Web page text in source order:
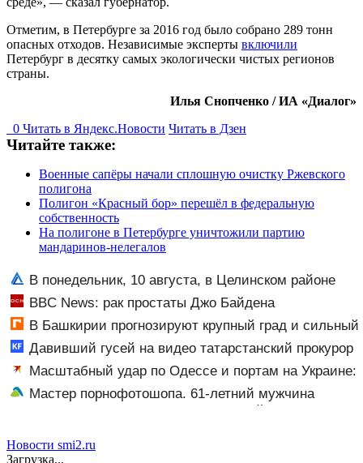
Отметим, в Петербурге за 2016 год было собрано 289 тонн
опасных отходов. Независимые эксперты включили
Петербург в десятку самых экологически чистых регионов
страны.
Илья Снопченко / ИА «Диалог»
0 Читать в Яндекс.Новости Читать в Дзен
Читайте также:
Военные сапёры начали сплошную очистку Ржевского
полигона
Полигон «Красный бор» перешёл в федеральную
собственность
На полигоне в Петербурге уничтожили партию
мандаринов-нелегалов
В понедельник, 10 августа, в Целинском районе
локальное отключение света
BBC News: рак простаты Джо Байдена
распространился на его кости и органы
В Башкирии прогнозируют крупный град и сильный
ветерДавивший гусей на видео татарстанский прокурор
ушел в отставку 09/08/2026 – Новости
Масштабный удар по Одессе и портам на Украине:
Последние новости, подробности об ударах России 9
августа 2026 года
Мастер порнофотошопа. 61-летний мужчина
смастерил порнооткрытку и в итоге пойдёт под суд
Новости smi2.ru
Загрузка...